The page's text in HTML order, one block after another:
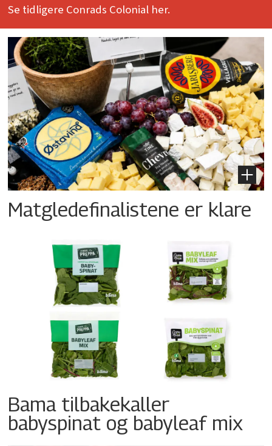
Se tidligere Conrads Colonial her.
Matgledefinalistene er klare
Bama tilbakekaller
babyspinat og babyleaf mix